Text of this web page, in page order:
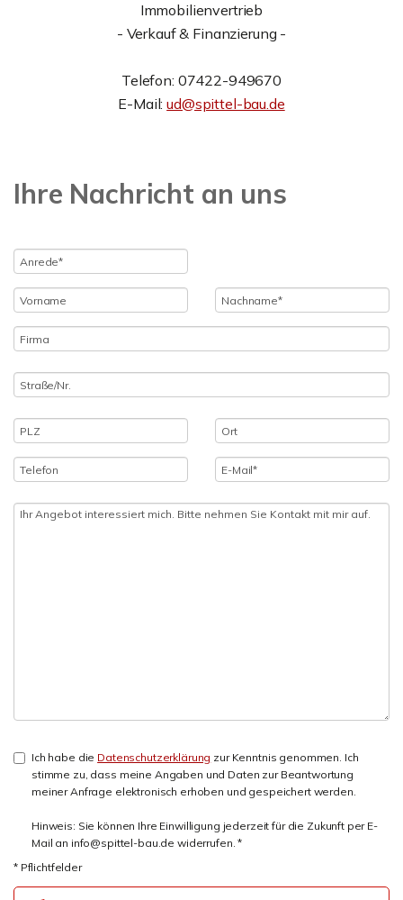
Immobilienvertrieb
- Verkauf & Finanzierung -
Telefon: 07422-949670
E-Mail:ud@spittel-bau.de
Ihre Nachricht an uns
Ich habe die Datenschutzerklärung zur Kenntnis genommen. Ich
stimme zu, dass meine Angaben und Daten zur Beantwortung
meiner Anfrage elektronisch erhoben und gespeichert werden.
Hinweis: Sie können Ihre Einwilligung jederzeit für die Zukunft per E-
Mail an info@spittel-bau.de widerrufen. *
* Pflichtfelder